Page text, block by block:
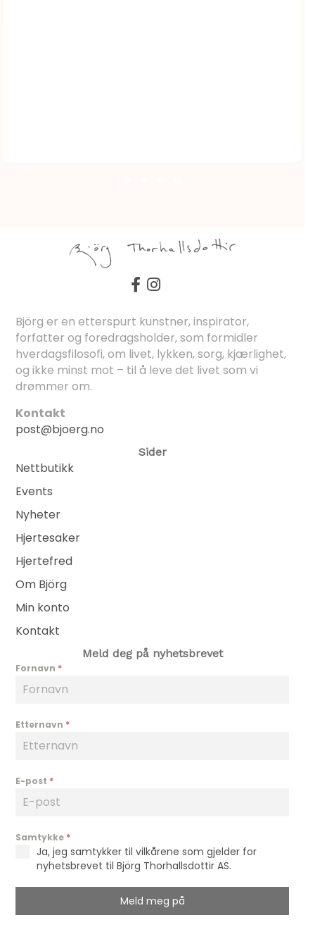
Björg er en etterspurt kunstner, inspirator,
forfatter og foredragsholder, som formidler
hverdagsfilosofi, om livet, lykken, sorg, kjærlighet,
og ikke minst mot – til å leve det livet som vi
drømmer om.
Kontakt
post@bjoerg.no
Sider
Nettbutikk
Events
Nyheter
Hjertesaker
Hjertefred
Om Björg
Min konto
Kontakt
Meld deg på nyhetsbrevet
Fornavn *
Etternavn *
E-post *
Samtykke *
Ja, jeg samtykker til vilkårene som gjelder for
nyhetsbrevet til Björg Thorhallsdottir AS.
Meld meg på